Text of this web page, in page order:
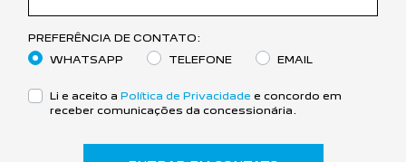
PREFERÊNCIA DE CONTATO:
WHATSAPP
TELEFONE EMAIL
Li e aceito a Política de Privacidade e concordo em
receber comunicações da concessionária.